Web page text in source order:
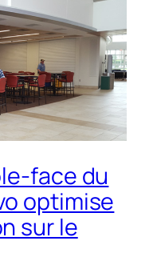
face du
optimise
sur le